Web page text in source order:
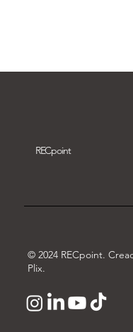
RECpoint
© 2024 RECpoint.
Plix.